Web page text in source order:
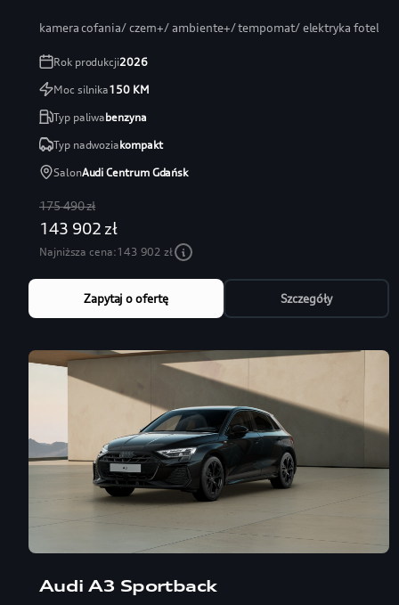
kamera cofania/ czern+/ ambiente+/ tempomat/ elektryka fotel
Rok produkcji2026
Moc silnika150KM
Typ paliwabenzyna
Typ nadwoziakompakt
SalonAudi Centrum Gdańsk
175 490 zł
143 902 zł
Najniższa cena:143 902 zł
Zapytaj o ofertę Szczegóły
Audi A3 Sportback